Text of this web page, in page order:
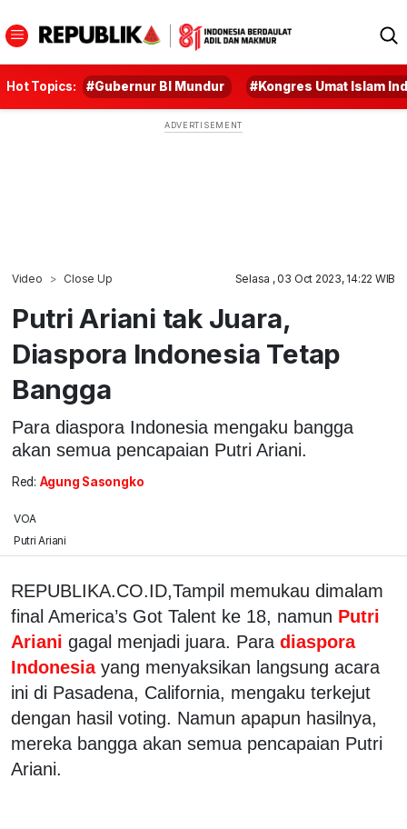
Hot Topics: #Gubernur BI Mundur #Kongres Umat Islam
Video Close Up Selasa , 03 Oct 2023, 14:22 WIB
Putri Ariani tak Juara,
Diaspora Indonesia Tetap
Bangga
Para diaspora Indonesia mengaku bangga
akan semua pencapaian Putri Ariani.
Red: Agung Sasongko
VOA
Putri Ariani
REPUBLIKA.CO.ID,Tampil memukau dimalam
final America’s Got Talent ke 18, namun Putri
Ariani gagal menjadi juara. Para diaspora
Indonesia yang menyaksikan langsung acara
ini di Pasadena, California, mengaku terkejut
dengan hasil voting. Namun apapun hasilnya,
mereka bangga akan semua pencapaian Putri
Ariani.